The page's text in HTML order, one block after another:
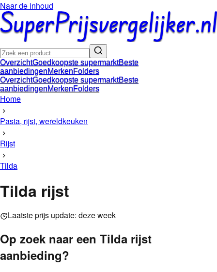
Naar de inhoud
OverzichtGoedkoopste supermarktBeste
aanbiedingenMerkenFolders
OverzichtGoedkoopste supermarktBeste
aanbiedingenMerkenFolders
Home
Pasta, rijst, wereldkeuken
Rijst
Tilda
Tilda rijst
Laatste prijs update: deze week
Op zoek naar een Tilda rijst
aanbieding?